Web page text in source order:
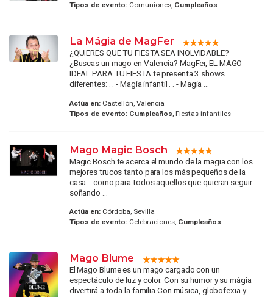
Tipos de evento:Comuniones, Cumpleaños
La Mágia de MagFer
¿QUIERES QUE TU FIESTA SEA INOLVIDABLE?
¿Buscas un mago en Valencia? MagFer, EL MAGO
IDEAL PARA TU FIESTA te presenta 3 shows
diferentes: . . - Magia infantil . . - Magia ...
Actúa en:Castellón, Valencia
Tipos de evento: Cumpleaños, Fiestas infantiles
Mago Magic Bosch
Magic Bosch te acerca el mundo de la magia con los
mejores trucos tanto para los más pequeños de la
casa... como para todos aquellos que quieran seguir
soñando ...
Actúa en:Córdoba, Sevilla
Tipos de evento:Celebraciones, Cumpleaños
Mago Blume
El Mago Blume es un mago cargado con un
espectáculo de luz y color. Con su humor y su mágia
divertirá a toda la familia.Con música, globofexia y